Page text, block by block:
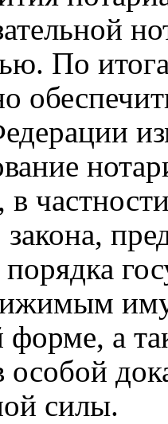
По
в
закона,
форме, а
особой
силы.